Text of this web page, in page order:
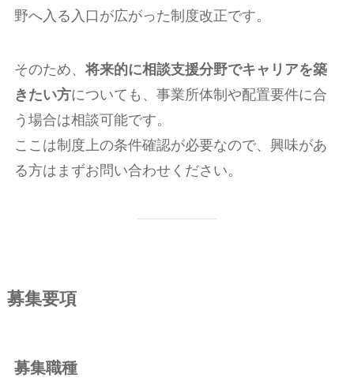
野へ入る入口が広がった制度改正です。
そのため、 将来的に相談支援分野でキャリアを築
きたい方についても、事業所体制や配置要件に合
う場合は相談可能です。
ここは制度上の条件確認が必要なので、興味があ
る方はまずお問い合わせください。
募集要項
募集職種